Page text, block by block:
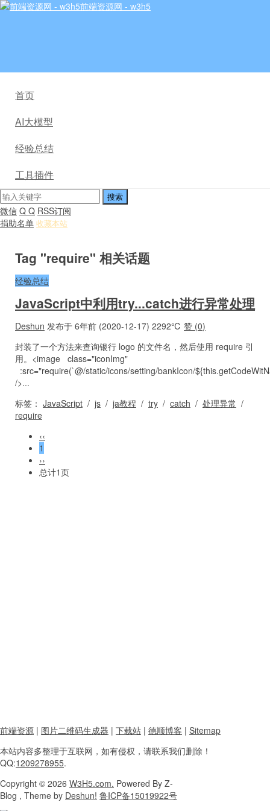
前端资源网 - w3h5
首页
AI大模型
经验总结
工具插件
微信 Q Q RSS订阅
捐助名单 收藏本站
Tag "require" 相关话题
经验总结
JavaScript中利用try...catch进行异常处理
Deshun 发布于 6年前 (2020-12-17) 2292℃ 赞 (0)
封装了一个方法来查询银行 logo 的文件名，然后使用 require 引
用。<image class="iconImg"
:src="require(`@/static/icons/setting/bankIcon/
/>...
标签： JavaScript / js / ja教程 / try / catch / 处理异常 /
require
‹‹
1
››
总计1页
前端资源 | 图片二维码生成器 | 下载站 | 德顺博客 | Sitemap
本站内容多整理于互联网， 如有侵权，请联系我们删除！
QQ:1209278955.
Copyright © 2026 W3H5.com. Powered By Z-
Blog , Theme by Deshun! 鲁ICP备15019922号